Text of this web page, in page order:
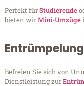
Perfekt fürStudierende
bieten wirMini-Umzüge
Entrümpelung
Befreien Sie sich von
Dienstleistung zur